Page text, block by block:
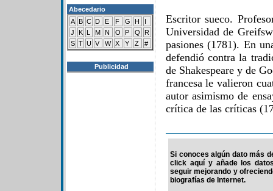
Abecedario
A B C D E F G H
I
J
K L M N O P Q
R
S T U V W X Y Z #
Publicidad
Escritor sueco.
Universidad de
pasiones (1781). En
defendió contra la
de Shakespeare y de
francesa le valieron
autor asimismo de
crítica de las críticas
Si conoces algún dato más
click aquí y añade los
seguir mejorando y
biografías de Internet.